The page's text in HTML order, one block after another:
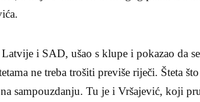
i SAD, ušao s klupe i pokazao da
ne treba trošiti previše riječi. Šteta
sampouzdanju. Tu je i Vršajević, koji